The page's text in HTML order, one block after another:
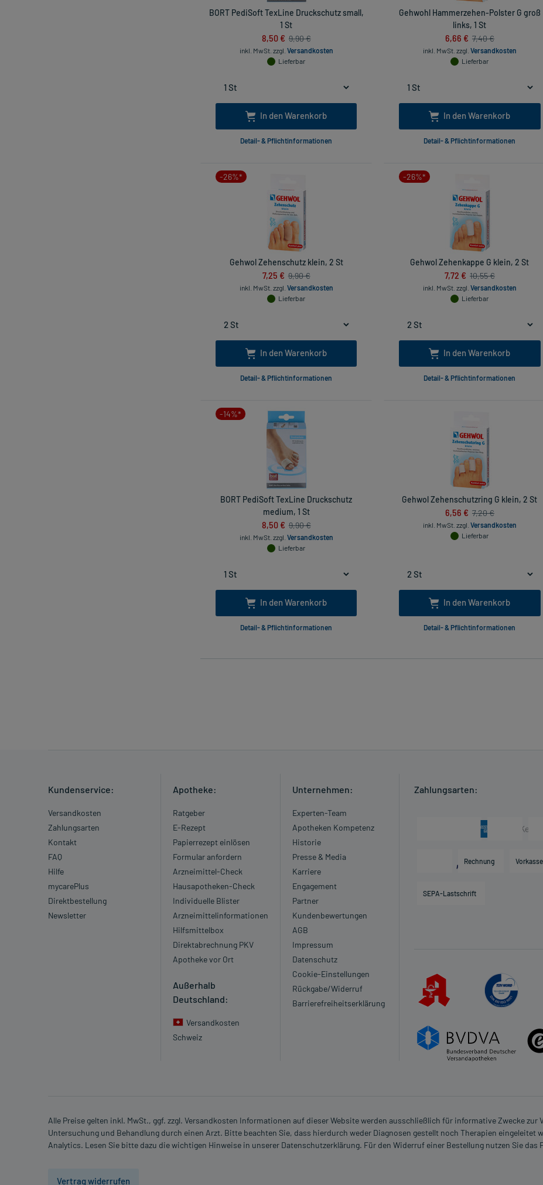
BORT PediSoft TexLine Druckschutz small,
1 St
8,50 € 9,90 €
inkl. MwSt. zzgl. Versandkosten
Lieferbar
In den Warenkorb
Detail- & Pflichtinformationen
Gehwohl Hammerzehen-Polster G groß
links, 1 St
6,66 € 7,40 €
inkl. MwSt. zzgl. Versandkosten
Lieferbar
In den Warenkorb
Detail- & Pflichtinformationen
-26%*
Gehwol Zehenschutz klein, 2 St
7,25 € 9,90 €
inkl. MwSt. zzgl. Versandkosten
Lieferbar
In den Warenkorb
Detail- & Pflichtinformationen
-26%*
Gehwol Zehenkappe G klein, 2 St
7,72 € 10,55 €
inkl. MwSt. zzgl. Versandkosten
Lieferbar
In den Warenkorb
Detail- & Pflichtinformationen
-14%*
BORT PediSoft TexLine Druckschutz
medium, 1 St
8,50 € 9,90 €
inkl. MwSt. zzgl. Versandkosten
Lieferbar
In den Warenkorb
Detail- & Pflichtinformationen
Gehwol Zehenschutzring G klein, 2 St
6,56 € 7,20 €
inkl. MwSt. zzgl. Versandkosten
Lieferbar
In den Warenkorb
Detail- & Pflichtinformationen
Kundenservice:
Versandkosten
Zahlungsarten
Kontakt
FAQ
Hilfe
mycarePlus
Direktbestellung
Newsletter
Apotheke:
Ratgeber
E-Rezept
Papierrezept einlösen
Formular anfordern
Arzneimittel-Check
Hausapotheken-Check
Individuelle Blister
Arzneimittelinformationen
Hilfsmittelbox
Direktabrechnung PKV
Apotheke vor Ort
Außerhalb
Deutschland:
Versandkosten
Schweiz
Unternehmen:
Experten-Team
Apotheken Kompetenz
Historie
Presse & Media
Karriere
Engagement
Partner
Kundenbewertungen
AGB
Impressum
Datenschutz
Cookie-Einstellungen
Rückgabe/Widerruf
Barrierefreiheitserklärung
Zahlungsarten:
Rechnung Vorkasse
SEPA-Lastschrift
Alle Preise gelten inkl. MwSt., ggf. zzgl. Versandkosten Informationen auf dieser Website werden ausschließlich für informative Zwecke zur
Untersuchung und Behandlung durch einen Arzt. Bitte beachten Sie, dass hierdurch weder Diagnosen gestellt noch Therapien eingeleitet
Analytics. Lesen Sie bitte dazu die wichtigen Hinweise in unserer Datenschutzerklärung. Für den Widerruf einer Bestellung nutzen Sie das
Vertrag widerrufen